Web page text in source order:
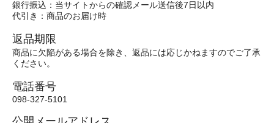
銀行振込：当サイトからの確認メール送信後7日以内
代引き：商品のお届け時
返品期限
商品に欠陥がある場合を除き、返品には応じかねますのでご了承
ください。
電話番号
098-327-5101